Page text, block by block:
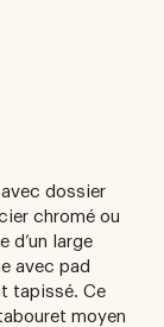
avec dossier
chromé ou
d’un large
avec pad
tapissé. Ce
moyen